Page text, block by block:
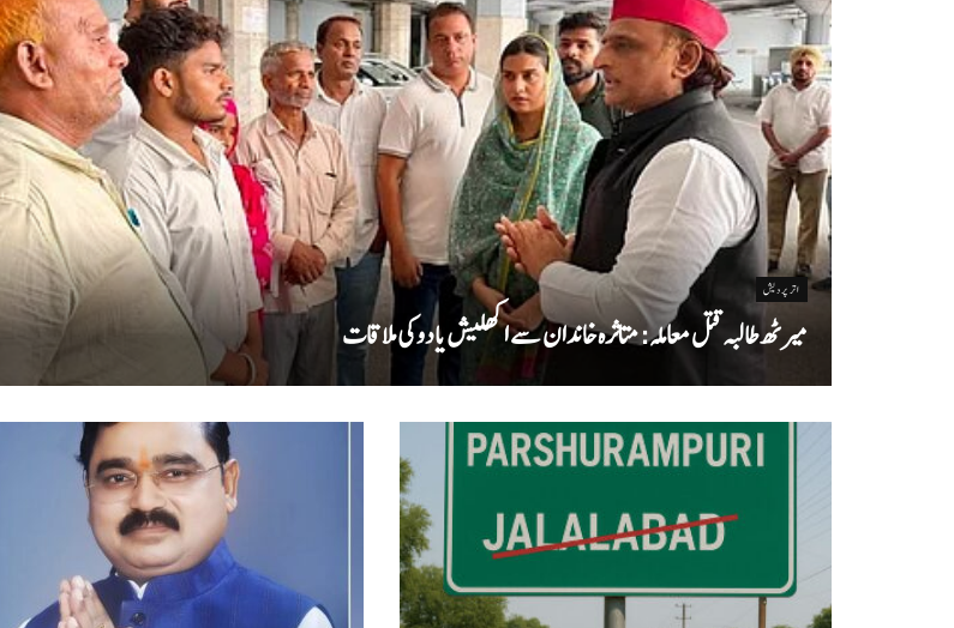
اتر پردیش
میرٹھ طالبہ قتل معاملہ: متاثرہ خاندان سے اکھلیش یادوکی ملاقات